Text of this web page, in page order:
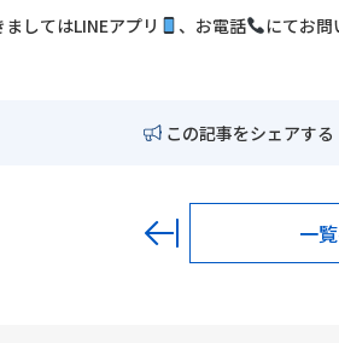
ましてはLINEアプリ 、お電話 にてお問
この記事をシェアする
一